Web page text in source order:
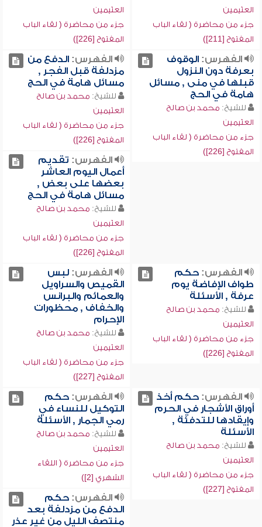
العثيمين
جزء من محاضرة ( لقاء الباب
المفتوح [211])
العثيمين
جزء من محاضرة ( لقاء الباب
المفتوح [226])
الفهرس:الوقوف
بعرفة دون النزول
قبلها في منى , مسائل
هامة في الحج
للشيخ: محمد بن صالح
العثيمين
جزء من محاضرة ( لقاء الباب
المفتوح [226])
الفهرس:الدفع من
مزدلفة قبل الفجر ,
مسائل هامة في الحج
للشيخ: محمد بن صالح
العثيمين
جزء من محاضرة ( لقاء الباب
المفتوح [226])
الفهرس: تقديم
أعمال اليوم العاشر
بعضها على بعض ,
مسائل هامة في الحج
للشيخ: محمد بن صالح
العثيمين
جزء من محاضرة ( لقاء الباب
المفتوح [226])
الفهرس:حكم
طواف الإفاضة يوم
عرفة , الأسئلة
للشيخ: محمد بن صالح
العثيمين
جزء من محاضرة ( لقاء الباب
المفتوح [226])
الفهرس:لبس
القميص والسراويل
والعمائم والبرانس
والخفاف , محظورات
الإحرام
للشيخ: محمد بن صالح
العثيمين
جزء من محاضرة ( لقاء الباب
المفتوح [227])
الفهرس:حكم أخذ
أوراق الأشجار في الحرم
وإيقادها للتدفئة ,
الأسئلة
للشيخ: محمد بن صالح
العثيمين
جزء من محاضرة ( لقاء الباب
المفتوح [227])
الفهرس:حكم
التوكيل للنساء في
رمي الجمار , الأسئلة
للشيخ: محمد بن صالح
العثيمين
جزء من محاضرة ( اللقاء
الشهري [2])
الفهرس:حكم
الدفع من مزدلفة بعد
منتصف الليل من غير عذر